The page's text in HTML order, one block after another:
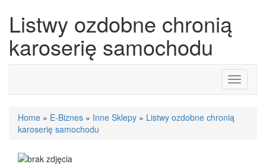
Listwy ozdobne chronią
karoserię samochodu
Toggle
Home » E-Biznes » Inne Sklepy » Listwy ozdobne chronią
karoserię samochodu